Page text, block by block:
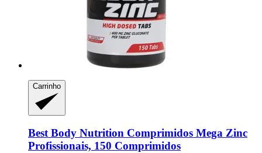
Carrinho
Best Body Nutrition Comprimidos Mega Zinc
Profissionais, 150 Comprimidos